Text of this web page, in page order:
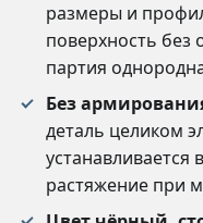
размеры и
поверхность
партия
Без
деталь целиком
устанавливается
растяжение при